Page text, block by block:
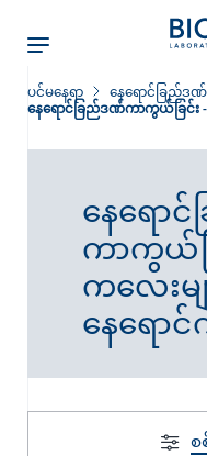
content
ပင်မနေရာ
နေရောင်ခြည်ဒ
နေရောင်ခြည်ဒဏ်ကာကွယ်ခြင်
နေရော
ကာကွယ်ခ
ကလေး
နေရော
စ